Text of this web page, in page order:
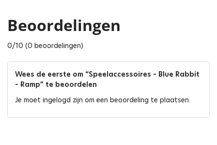
Beoordelingen
0/10 (0 beoordelingen)
Wees de eerste om “Speelaccessoires – Blue Rabbit
– Ramp” te beoordelen
Je moet ingelogd zijn om een beoordeling te plaatsen.